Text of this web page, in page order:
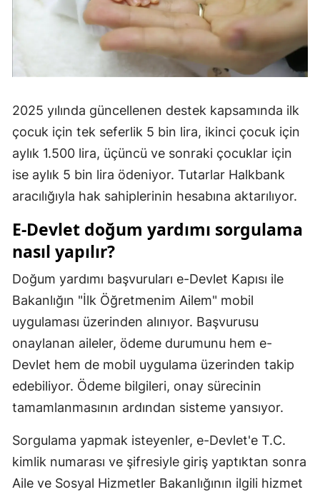
Niğde
Ordu
Samsun
Siirt
Sinop
Tekirdağ
Tokat
Trabzon
Tunceli
Şanlıurfa
Uşak
Van
Yozgat
Zonguldak
2025 yılında güncellenen destek kapsamında ilk
çocuk için tek seferlik 5 bin lira, ikinci çocuk için
aylık 1.500 lira, üçüncü ve sonraki çocuklar için
ise aylık 5 bin lira ödeniyor. Tutarlar Halkbank
aracılığıyla hak sahiplerinin hesabına aktarılıyor.
E-Devlet doğum yardımı sorgulama
nasıl yapılır?
Doğum yardımı başvuruları e-Devlet Kapısı ile
Bakanlığın "İlk Öğretmenim Ailem" mobil
uygulaması üzerinden alınıyor. Başvurusu
onaylanan aileler, ödeme durumunu hem e-
Devlet hem de mobil uygulama üzerinden takip
edebiliyor. Ödeme bilgileri, onay sürecinin
tamamlanmasının ardından sisteme yansıyor.
Sorgulama yapmak isteyenler, e-Devlet'e T.C.
kimlik numarası ve şifresiyle giriş yaptıktan sonra
Aile ve Sosyal Hizmetler Bakanlığının ilgili hizmet